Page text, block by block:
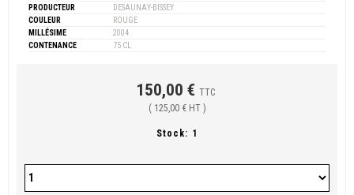
PRODUCTEUR
DESAUNAY-BISSEY
COULEUR
ROUGE
MILLÉSIME
2004
CONTENANCE
75 CL
150,00 € TTC
( 125,00 € HT )
Stock: 1